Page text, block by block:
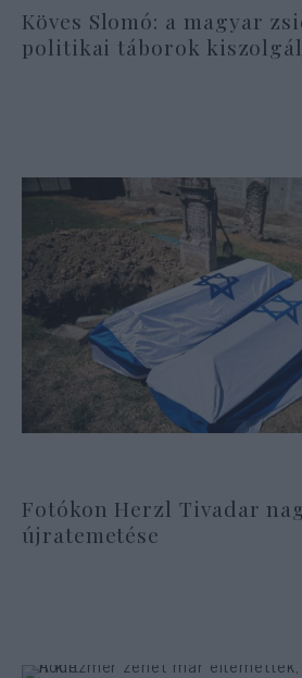
Köves Slomó: a magyar
politikai táborok
Fotókon Herzl Tivadar
újratemetése